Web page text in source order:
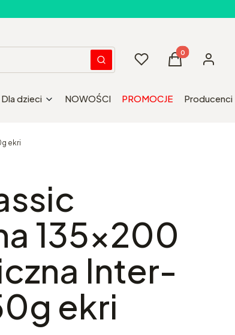
WyczyśćSzukaj
UlubioneProdukty w
Koszyk Zaloguj
Dla dzieci NOWOŚCI PROMOCJE Producenci
ekri
135x200
Inter-
ekri